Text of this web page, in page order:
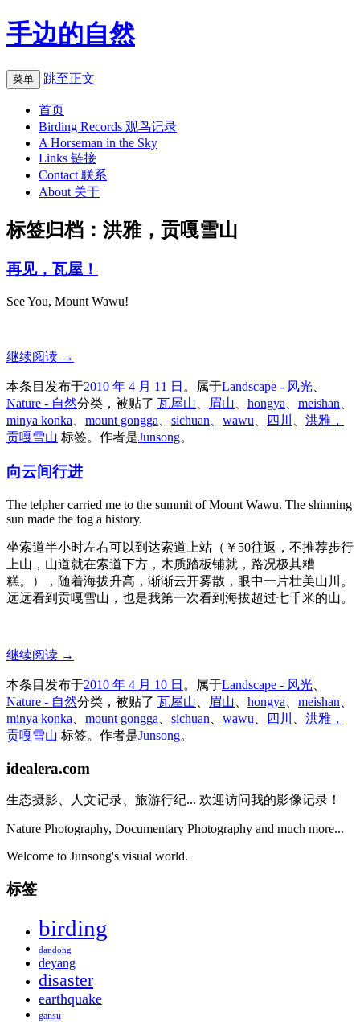
手边的自然
菜单 跳至正文
首页
Birding Records 观鸟记录
A Horseman in the Sky
Links 链接
Contact 联系
About 关于
标签归档： 洪雅，贡嘎雪山
再见，瓦屋！
See You, Mount Wawu!
继续阅读 →
本条目发布于2010 年 4 月 11 日 。属于Landscape - 风光、
Nature - 自然分类，被贴了 瓦屋山、 眉山、 hongya、 meishan、
minya konka、 mount gongga、 sichuan、 wawu、 四川 、 洪雅，
贡嘎雪山 标签。 作者是Junsong。
向云间行进
The telpher carried me to the summit of Mount Wawu. The shinning
sun made the fog a history.
坐索道半小时左右可以到达索道上站（￥50往返，不推荐步行
上山，山道就在索道下方，木质踏板铺就，路况极其糟
糕。），随着海拔升高，渐渐云开雾散，眼中一片壮美山川。
远远看到贡嘎雪山，也是我第一次看到海拔超过七千米的山。
继续阅读 →
本条目发布于2010 年 4 月 10 日 。属于Landscape - 风光
Nature - 自然分类，被贴了 瓦屋山 眉山 hongya meishan
minya konka
mount gongga sichuan wawu 四川
洪雅，
贡嘎雪山 标签。 作者是Junsong。
idealera.com
生态摄影、人文记录、旅游行纪... 欢迎访问我的影像记录！
Nature Photography, Documentary Photography and much more...
Welcome to Junsong's visual world.
标签
birding
dandong
deyang
disaster
earthquake
gansu